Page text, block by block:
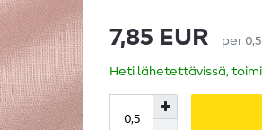
7,85 EUR per 0,5
Heti lähetettävissä,